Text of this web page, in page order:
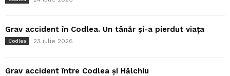
Grav accident în Codlea. Un tânăr și-a pierdut viața
Codlea 23 iulie 2026
Grav accident între Codlea și Hălchiu